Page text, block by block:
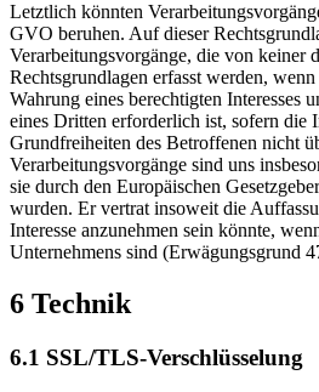
Letztlich könnten
GVO beruhen. Auf dieser
Verarbeitungsvorgänge, die von keiner
Rechtsgrundlagen erfasst werden,
Wahrung eines berechtigten Interesses
eines Dritten erforderlich ist, sofern die
Grundfreiheiten des Betroffenen nicht
Verarbeitungsvorgänge sind uns
sie durch den Europäischen
wurden. Er vertrat insoweit die
Interesse anzunehmen sein könnte,
Unternehmens sind (Erwägungsgrund
6 Technik
6.1 SSL/TLS-Verschlüsselung